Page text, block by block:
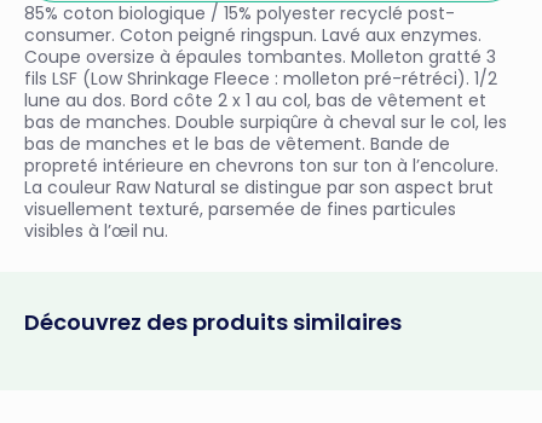
85% coton biologique / 15% polyester recyclé post-
consumer. Coton peigné ringspun. Lavé aux enzymes.
Coupe oversize à épaules tombantes. Molleton gratté 3
fils LSF (Low Shrinkage Fleece : molleton pré-rétréci). 1/2
lune au dos. Bord côte 2 x 1 au col, bas de vêtement et
bas de manches. Double surpiqûre à cheval sur le col, les
bas de manches et le bas de vêtement. Bande de
propreté intérieure en chevrons ton sur ton à l’encolure.
La couleur Raw Natural se distingue par son aspect brut
visuellement texturé, parsemée de fines particules
visibles à l’œil nu.
Découvrez des produits similaires